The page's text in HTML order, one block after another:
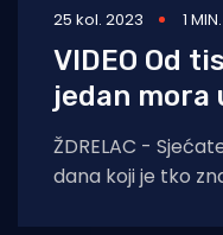
25 kol. 2023 1
VIDEO Od
jedan mora
ŽDRELAC -
dana koji je tko